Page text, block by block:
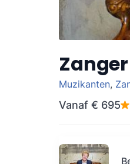
Muzikanten,
Vanaf € 695